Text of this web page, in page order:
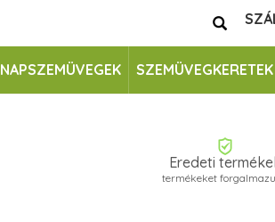
NAPSZEMÜVEGEK SZEMÜVEGKERETEK
Eredeti
termékeket